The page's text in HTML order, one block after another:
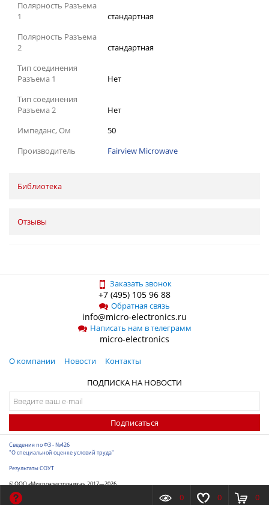
Полярность Разъема
1
стандартная
Полярность Разъема
2
стандартная
Тип соединения
Разъема 1
Нет
Тип соединения
Разъема 2
Нет
Импеданс, Ом
50
Производитель
Fairview Microwave
Библиотека
Отзывы
Заказать звонок
+7 (495) 105 96 88
Обратная связь
info@micro-electronics.ru
Написать нам в телеграмм
micro-electronics
О компании Новости
Контакты
ПОДПИСКА НА НОВОСТИ
Подписаться
Сведения по ФЗ - №426
"О специальной оценке условий труда"
Результаты СОУТ
© ООО «Микроэлектроника», 2017—2026
Разработка сайта
0 0 0